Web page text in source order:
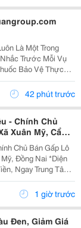
Là Một Trong
Trước Mỗi Vụ
Bảo Vệ Thực
Những Sản Phẩm
Sách. Tuy
42 phút trước
- Chính Chủ
Xuân Mỹ, Cẩm
Chủ Bán Gấp Lô
Đồng Nai *Diện
Ngay Trung Tâm,
Cách Quốc Lộ
Hồng...
1 giờ trước
Đen, Giảm Giá